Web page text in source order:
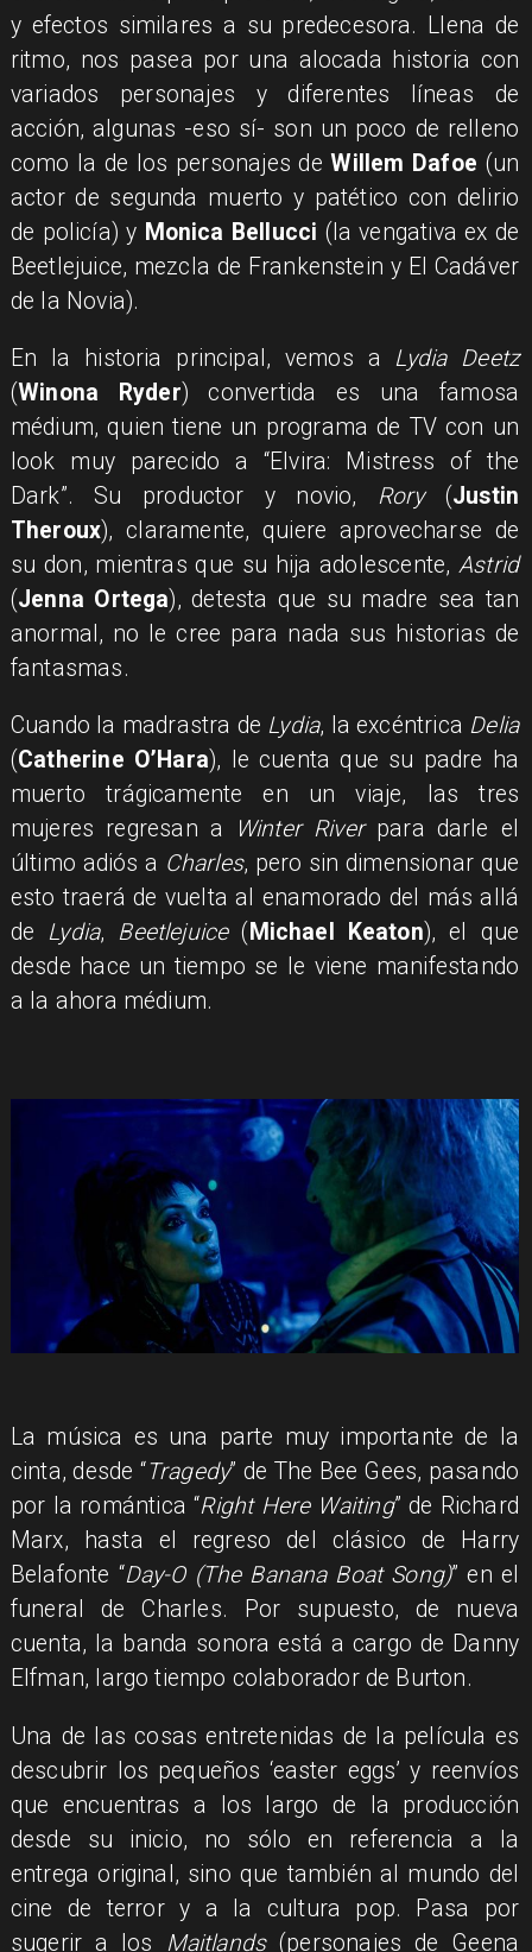
y efectos similares a su predecesora. Llena de
ritmo, nos pasea por una alocada historia con
variados personajes y diferentes líneas de
acción, algunas -eso sí- son un poco de relleno
como la de los personajes deWillem Dafoe (un
actor de segunda muerto y patético con delirio
de policía) y Monica Bellucci (la vengativa ex de
Beetlejuice, mezcla de Frankenstein y El Cadáver
de la Novia).
En la historia principal, vemos a Lydia Deetz
(Winona Ryder) convertida es una famosa
médium, quien tiene un programa de TV con un
look muy parecido a “Elvira: Mistress of the
Dark”. Su productor y novio, Rory(Justin
Theroux), claramente, quiere aprovecharse de
su don, mientras que su hija adolescente, Astrid
(Jenna Ortega), detesta que su madre sea tan
anormal, no le cree para nada sus historias de
fantasmas.
Cuando la madrastra de Lydia, la excéntrica Delia
(Catherine O’Hara), le cuenta que su padre ha
muerto trágicamente en un viaje, las tres
mujeres regresan a
Winter Riverpara darle el
último adiós a Charles, pero sin dimensionar que
esto traerá de vuelta al enamorado del más allá
de Lydia, Beetlejuice( Michael Keaton), el que
desde hace un tiempo se le viene manifestando
a la ahora médium.
La música es una parte muy importante de la
cinta, desde “Tragedy” de The Bee Gees, pasando
por la romántica “Right Here Waiting” de Richard
Marx, hasta el regreso del clásico de Harry
Belafonte “Day-O (The Banana Boat Song)” en el
funeral de Charles. Por supuesto, de nueva
cuenta, la banda sonora está a cargo de Danny
Elfman, largo tiempo colaborador de Burton.
Una de las cosas entretenidas de la película es
descubrir los pequeños ‘easter eggs’ y reenvíos
que encuentras a los largo de la producción
desde su inicio, no sólo en referencia a la
entrega original, sino que también al mundo del
cine de terror y a la cultura pop. Pasa por
sugerir a los Maitlands(personajes de Geena